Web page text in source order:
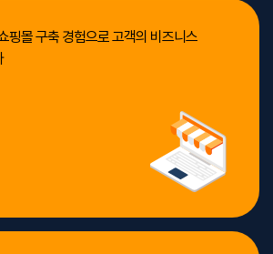
핑몰 구축 경험으로 고객의 비즈니스